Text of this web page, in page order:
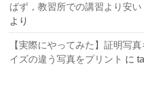
ばず，教習所での講習より
より
【実際にやってみた】証明写
イズの違う写真をプリント に